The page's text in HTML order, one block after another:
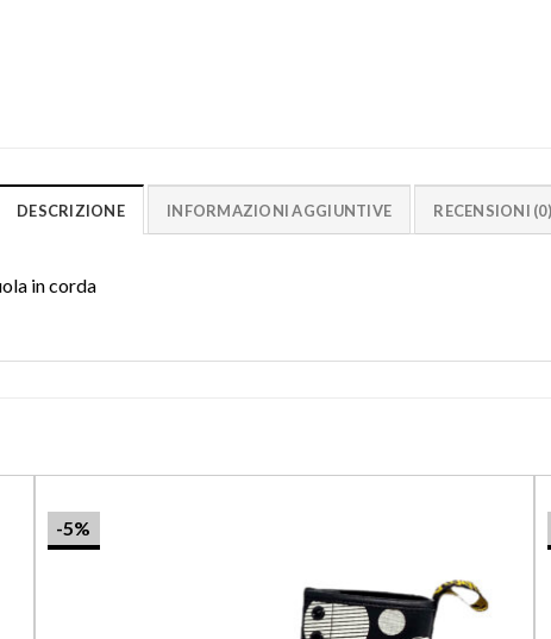
DESCRIZIONE INFORMAZIONI AGGIUNTIVE RECENSIONI (0)
in corda
-5%